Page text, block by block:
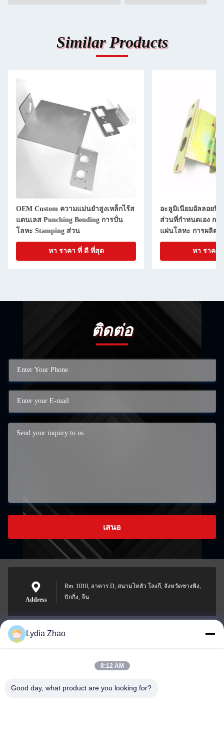
Similar Products
OEM Custom ความแม่นยําสูงเหล็กไร้ส
แตนเลส Punching Bending การปั่น
โลหะ Stamping ส่วน
หา ราคา ที่ ดี ที่สุด
อะลูมิเนียมอัลลอยฟิ
ส่วนที่กําหนดเอง กา
แผ่นโลหะ การผลิต
หา ราคา
ติดต่อ
เสนอ
Address
Rm. 1010, อาคาร D, สนามไทฮัว โลงกี, จังหวัดชางพิง,
ปักกิ่ง, จีน
jesingd@vip.sina.com
Lydia Zhao
8:12 AM
Good day, what product are you looking for?